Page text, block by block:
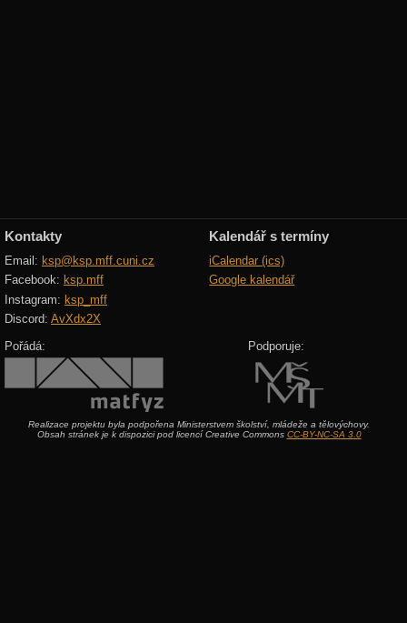
Kontakty
Email: ksp@ksp.mff.cuni.cz
Facebook: ksp.mff
Instagram: ksp_mff
Discord: AvXdx2X
Kalendář s termíny
iCalendar (ics)
Google kalendář
Pořádá: Podporuje:
Realizace projektu byla podpořena Ministerstvem školství, mládeže a tělovýchovy.
Obsah stránek je k dispozici pod licencí Creative Commons CC-BY-NC-SA 3.0